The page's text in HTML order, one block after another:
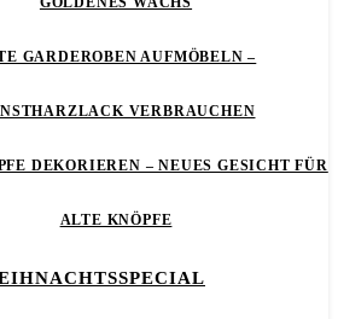
GARDEROBEN AUFMÖBELN –
VERBRAUCHEN
DEKORIEREN – NEUES GESICHT FÜR
ALTE KNÖPFE